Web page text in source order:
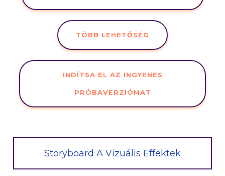
TÖBB LEHETŐSÉG
INDÍTSA EL AZ INGYENES
PRÓBAVERZIÓMAT
Storyboard A Vizuális Effektek